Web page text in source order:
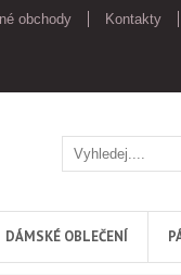
obchody
Kontakty
DÁMSKÉ OBLEČENÍ